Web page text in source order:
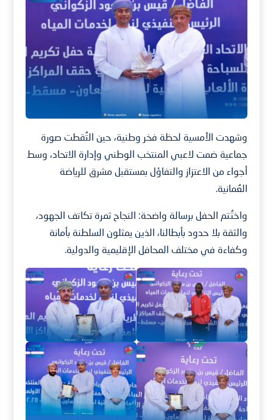
وشهدت الأمسية لحظة فخر وطنية، حين التُقطت صورة
جماعية ضمت لاعبي المنتخب الوطني وإدارة الاتحاد، وسط
أجواء من الاعتزاز والتفاؤل بمستقبل مشرق للرياضة
العُمانية.
واختُتم الحفل برسالة واضحة: النجاح ثمرة تكاتف الجهود،
والثقة بلا حدود بأبطالنا، الذين يمثلون السلطنة بأمانة
وكفاءة في مختلف المحافل الإقليمية والدولية.